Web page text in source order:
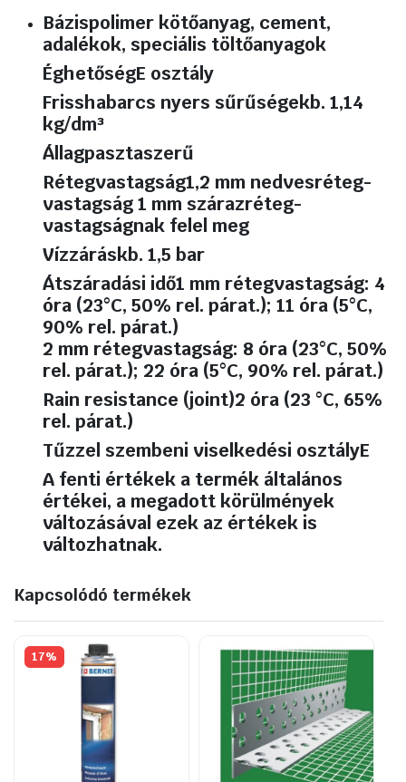
Bázispolimer kötőanyag, cement,
adalékok, speciális töltőanyagok
ÉghetőségE osztály
Frisshabarcs nyers sűrűségekb. 1,14
kg/dm³
Állagpasztaszerű
Rétegvastagság1,2 mm nedvesréteg-
vastagság 1 mm szárazréteg-
vastagságnak felel meg
Vízzáráskb. 1,5 bar
Átszáradási idő1 mm rétegvastagság: 4
óra (23°C, 50% rel. párat.); 11 óra (5°C,
90% rel. párat.)
2 mm rétegvastagság: 8 óra (23°C, 50%
rel. párat.); 22 óra (5°C, 90% rel. párat.)
Rain resistance (joint)2 óra (23 °C, 65%
rel. párat.)
Tűzzel szembeni viselkedési osztályE
A fenti értékek a termék általános
értékei, a megadott körülmények
változásával ezek az értékek is
változhatnak.
Kapcsolódó termékek
17%